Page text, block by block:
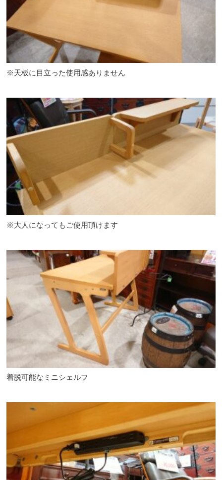
※天板に目立った使用感ありません
※大人になってもご使用頂けます
着脱可能なミニシェルフ